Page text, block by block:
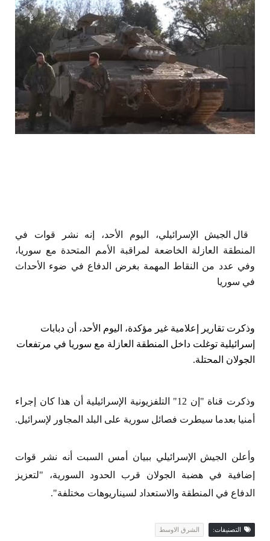
قال الجيش الإسرائيلي، اليوم الأحد، إنه نشر قوات في
المنطقة العازلة الخاضعة لمراقبة الأمم المتحدة مع سوريا،
وفي عدد من النقاط المهمة بغرض الدفاع في ضوء الأحداث
في سوريا
وذكرت تقارير إعلامية غير مؤكدة، اليوم الأحد، أن دبابات
إسرائيلية توغلت داخل المنطقة العازلة مع سوريا في مرتفعات
الجولان المحتلة.
وذكرت قناة "إن 12" التلفزيونية الإسرائيلية أن هذا كان إجراء
أمنيا بعدما سيطرت فصائل سورية على البلد المجاور لإسرائيل.
وأعلن الجيش الإسرائيلي ببيان أمس السبت أنه نشر قوات
إضافية في هضبة الجولان قرب الحدود السورية، "لتعزيز
الدفاع في المنطقة والاستعداد لسيناريوهات مختلفة".
التصنيفات: الشرق الاوسط